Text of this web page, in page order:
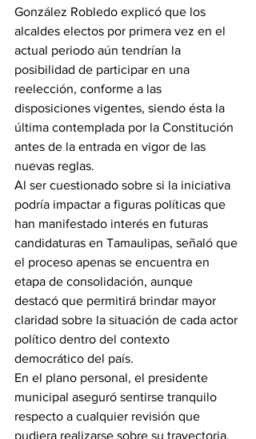
González Robledo explicó que los
alcaldes electos por primera vez en el
actual periodo aún tendrían la
posibilidad de participar en una
reelección, conforme a las
disposiciones vigentes, siendo ésta la
última contemplada por la Constitución
antes de la entrada en vigor de las
nuevas reglas.
Al ser cuestionado sobre si la iniciativa
podría impactar a figuras políticas que
han manifestado interés en futuras
candidaturas en Tamaulipas, señaló que
el proceso apenas se encuentra en
etapa de consolidación, aunque
destacó que permitirá brindar mayor
claridad sobre la situación de cada actor
político dentro del contexto
democrático del país.
En el plano personal, el presidente
municipal aseguró sentirse tranquilo
respecto a cualquier revisión que
pudiera realizarse sobre su trayectoria,